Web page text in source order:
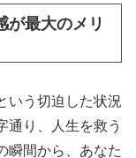
が最大のメリ
いう切迫した状況
通り、人生を救う
瞬間から、あなた